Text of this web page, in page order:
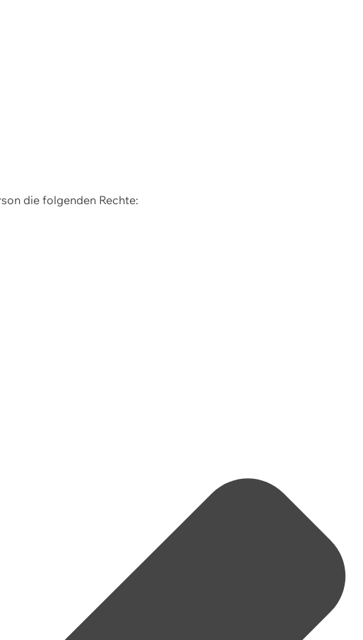
die folgenden Rechte: